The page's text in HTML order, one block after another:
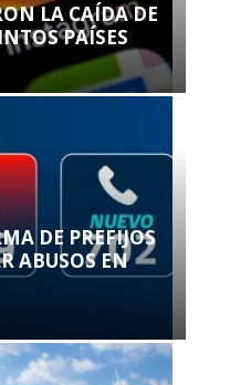
LA CAÍDA DE
PAÍSES
DE PREFIJOS
ABUSOS EN